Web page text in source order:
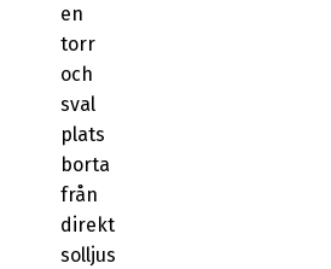
en
torr
och
sval
plats
borta
från
direkt
solljus